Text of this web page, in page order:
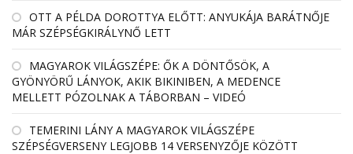
OTT A PÉLDA DOROTTYA ELŐTT: ANYUKÁJA BARÁTNŐJE
MÁR SZÉPSÉGKIRÁLYNŐ LETT
MAGYAROK VILÁGSZÉPE: ŐK A DÖNTŐSÖK, A
GYÖNYÖRŰ LÁNYOK, AKIK BIKINIBEN, A MEDENCE
MELLETT PÓZOLNAK A TÁBORBAN – VIDEÓ
TEMERINI LÁNY A MAGYAROK VILÁGSZÉPE
SZÉPSÉGVERSENY LEGJOBB 14 VERSENYZŐJE KÖZÖTT